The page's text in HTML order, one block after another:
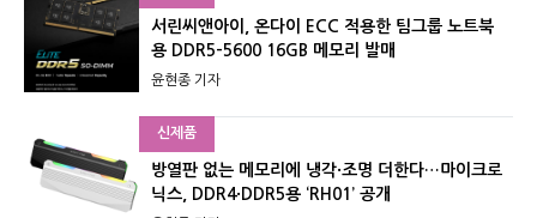
서린씨앤아이, 온다이 ECC 적용한 팀그룹 노트북
용 DDR5-5600 16GB 메모리 발매
윤현종 기자
신제품
방열판 없는 메모리에 냉각·조명 더한다…마이크로
닉스, DDR4·DDR5용 ‘RH01’ 공개